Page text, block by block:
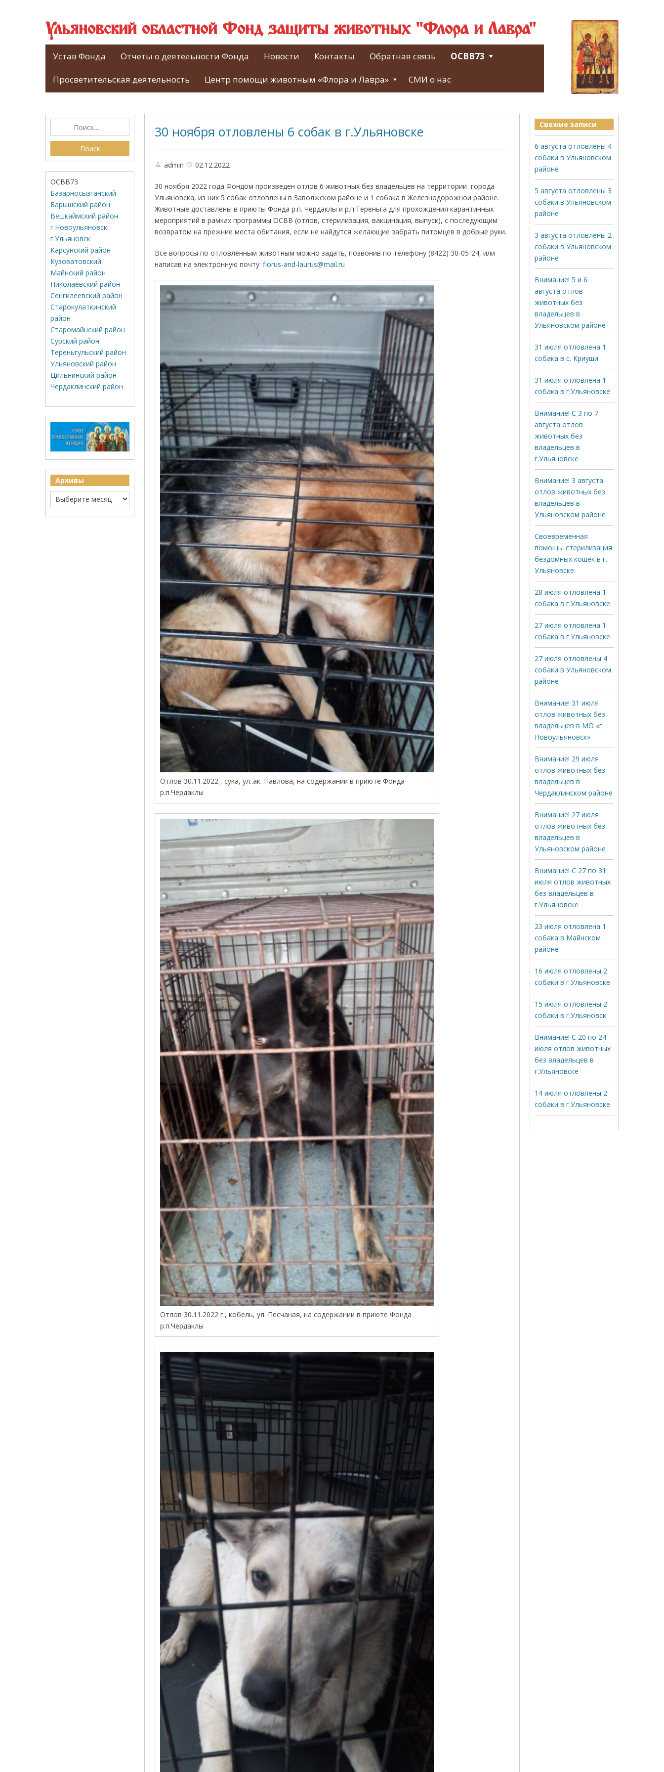
Ульяновский областной Фонд защиты животных "Флора и Лавра"
Устав Фонда Отчеты о деятельности Фонда Новости Контакты Обратная связь ОСВВ73
Просветительская деятельность Центр помощи животным «Флора и Лавра» СМИ о нас
30 ноября отловлены 6 собак в г.Ульяновске
admin 02.12.2022
30 ноября 2022 года Фондом произведен отлов 6 животных без владельцев на территории города
Ульяновска, из них 5 собак отловлены в Заволжском районе и 1 собака в Железнодорожнои районе.
Животные доставлены в приюты Фонда р.п. Чердаклы и р.п.Тереньга для прохождения карантинных
мероприятий в рамках программы ОСВВ (отлов, стерилизация, вакцинация, выпуск), с последующим
возвратом на прежние места обитания, если не найдутся желающие забрать питомцев в добрые руки.
Все вопросы по отловленным животным можно задать, позвонив по телефону (8422) 30-05-24, или
написав на электронную почту: florus-and-laurus@mail.ru
Отлов 30.11.2022 , сука, ул..ак. Павлова, на содержании в приюте Фонда
р.п.Чердаклы
Отлов 30.11.2022 г., кобель, ул. Песчаная, на содержании в приюте Фонда
р.п.Чердаклы
ОСВВ73
Базарносызганский
Барышский район
Вешкаймский район
г.Новоульяновск
г.Ульяновск
Карсунский район
Кузоватовский
Майнский район
Николаевский район
Сенгилеевский район
Старокулаткинский
район
Старомайнский район
Сурский район
Тереньгульский район
Ульяновский район
Цильнинский район
Чердаклинский район
Архивы
Свежие записи
6 августа отловлены 4
собаки в Ульяновском
районе
5 августа отловлены 3
собаки в Ульяновском
районе
3 августа отловлены 2
собаки в Ульяновском
районе
Внимание! 5 и 6
августа отлов
животных без
владельцев в
Ульяновском районе
31 июля отловлена 1
собака в с. Криуши
31 июля отловлена 1
собака в г.Ульяновске
Внимание! С 3 по 7
августа отлов
животных без
владельцев в
г.Ульяновске
Внимание! 3 августа
отлов животных без
владельцев в
Ульяновском районе
Своевременная
помощь: стерилизация
бездомных кошек в г.
Ульяновске
28 июля отловлена 1
собака в г.Ульяновске
27 июля отловлена 1
собака в г.Ульяновске
27 июля отловлены 4
собаки в Ульяновском
районе
Внимание! 31 июля
отлов животных без
владельцев в МО «г.
Новоульяновск»
Внимание! 29 июля
отлов животных без
владельцев в
Чердаклинском районе
Внимание! 27 июля
отлов животных без
владельцев в
Ульяновском районе
Внимание! С 27 по 31
июля отлов животных
без владельцев в
г.Ульяновске
23 июля отловлена 1
собака в Майнском
районе
16 июля отловлены 2
собаки в г.Ульяновске
15 июля отловлены 2
собаки в г.Ульяновск
Внимание! С 20 по 24
июля отлов животных
без владельцев в
г.Ульяновске
14 июля отловлены 2
собаки в г.Ульяновске